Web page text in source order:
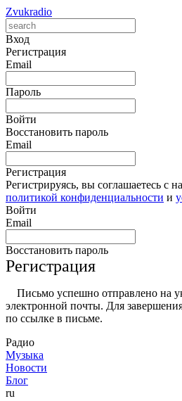
Zvukradio
Вход
Регистрация
Email
Пароль
Войти
Восстановить пароль
Email
Регистрация
Регистрируясь, вы соглашаетесь с
политикой конфиденциальности и
Войти
Email
Восстановить пароль
Регистрация
Письмо успешно отправлено на
электронной почты. Для
по ссылке в письме.
Радио
Музыка
Новости
Блог
ru